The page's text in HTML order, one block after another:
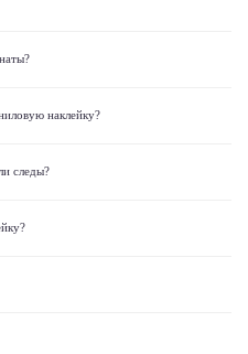
наклейку?
следы?